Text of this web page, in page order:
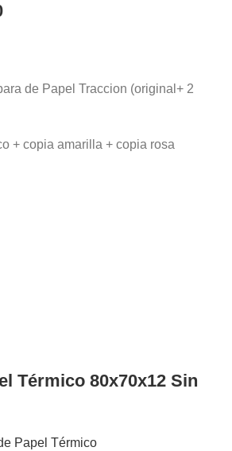
de Papel Traccion (original+ 2
+ copia amarilla + copia rosa
Térmico 80x70x12 Sin
Papel Térmico